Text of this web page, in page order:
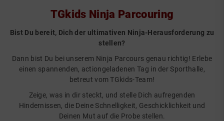
TGkids Ninja Parcouring
Bist Du bereit, Dich der ultimativen Ninja-Herausforderung zu
stellen?
Dann bist Du bei unserem Ninja Parcours genau richtig! Erlebe
einen spannenden, actiongeladenen Tag in der Sporthalle,
betreut vom TGkids-Team!
Zeige, was in dir steckt, und stelle Dich aufregenden
Hindernissen, die Deine Schnelligkeit, Geschicklichkeit und
Deinen Mut auf die Probe stellen.